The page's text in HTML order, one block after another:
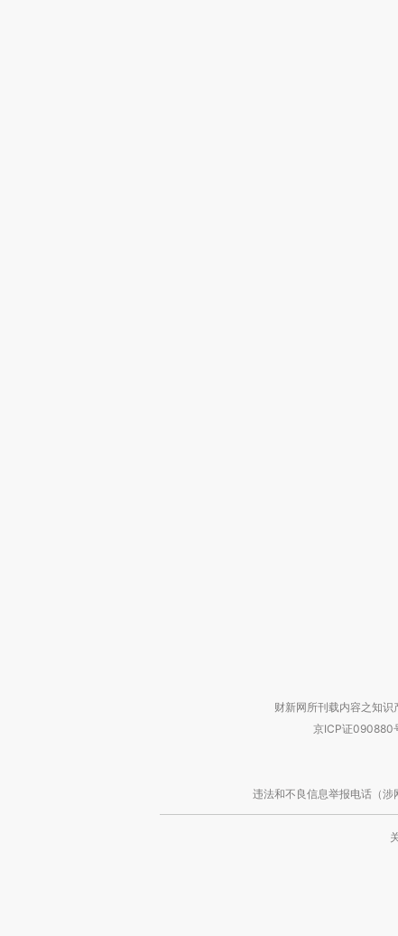
财新网所刊载内容之知识
京ICP证090880
违法和不良信息举报电话（